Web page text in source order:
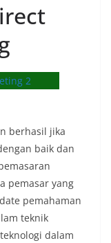
berhasil jika
baik dan
pemasar yang
pemahaman
teknik
dalam